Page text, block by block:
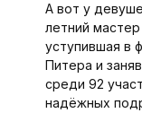
А вот у
летний
уступившая в
Питера и
среди 92
надёжных